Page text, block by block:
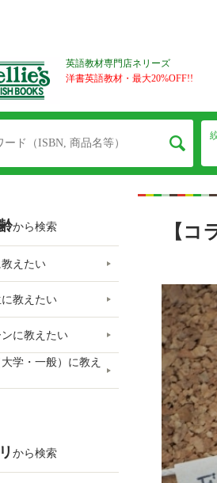
英語教材専門店ネリーズ
洋書英語教材・最大20%OFF!!
【
から検索
えたい
教えたい
に教えたい
学・一般）に教え
から検索